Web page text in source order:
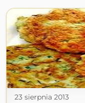
23 sierpnia 2013